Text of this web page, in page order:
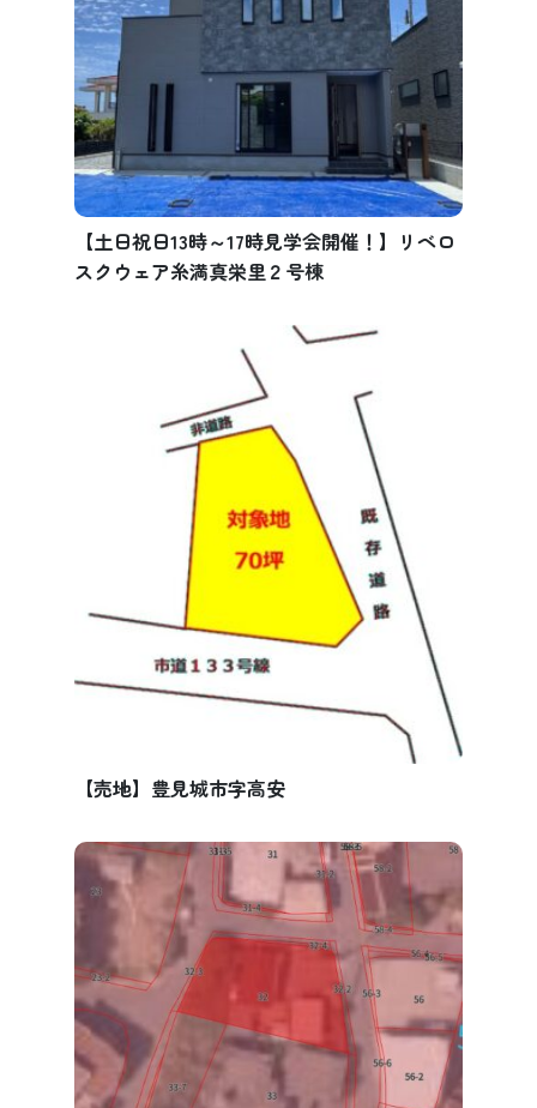
【土日祝日13時～17時見学会開催！】リベロ
スクウェア糸満真栄里２号棟
【売地】豊見城市字高安